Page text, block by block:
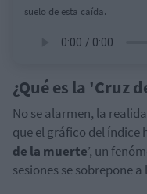
suelo de esta caída.
¿Qué es la 'Cruz
No se alarmen, la
que el gráfico del índice
de la muerte’, un
sesiones se sobrepone